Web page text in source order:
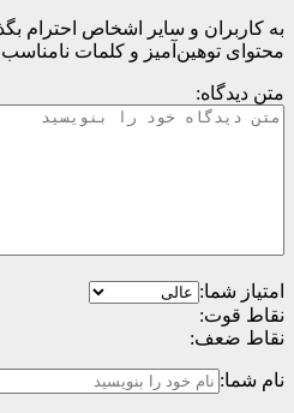
به کاربران و سایر اشخاص احترام
محتوای توهین‌آمیز و کلمات
متن دیدگاه:
امتیاز شما:
نقاط قوت:
نقاط ضعف:
نام شما: